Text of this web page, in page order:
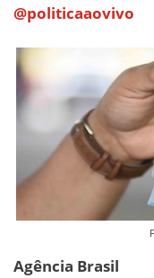
@politicaaovivo
Agência Brasil